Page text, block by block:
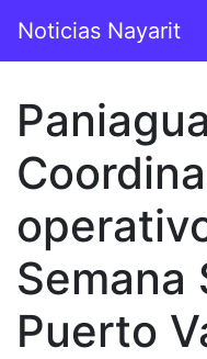
Noticias Nayarit
Semana
Puerto